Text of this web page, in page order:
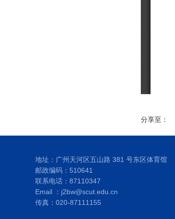
分享至：
地址：广州天河区五山路 381 号东区体育馆
邮政编码：510641
联系电话：87110347
Email ：j2bw@scut.edu.cn
传真：020-87111155